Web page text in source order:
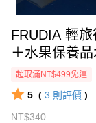
FRUDIA 輕
＋水果保養
超取滿NT$499免運
5 ( 3 則評價 )
NT$340